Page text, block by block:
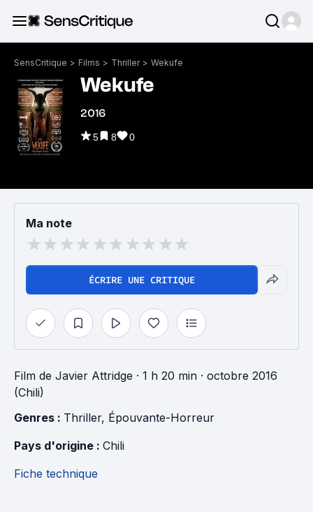
SensCritique > Films > Thriller > Wekufe
Wekufe
2016
5 8 0
Ma note
ÉCRIRE UNE CRITIQUE
Film de Javier Attridge · 1 h 20 min · octobre 2016
(Chili)
Genres : Thriller, Épouvante-Horreur
Pays d'origine : Chili
Fiche technique